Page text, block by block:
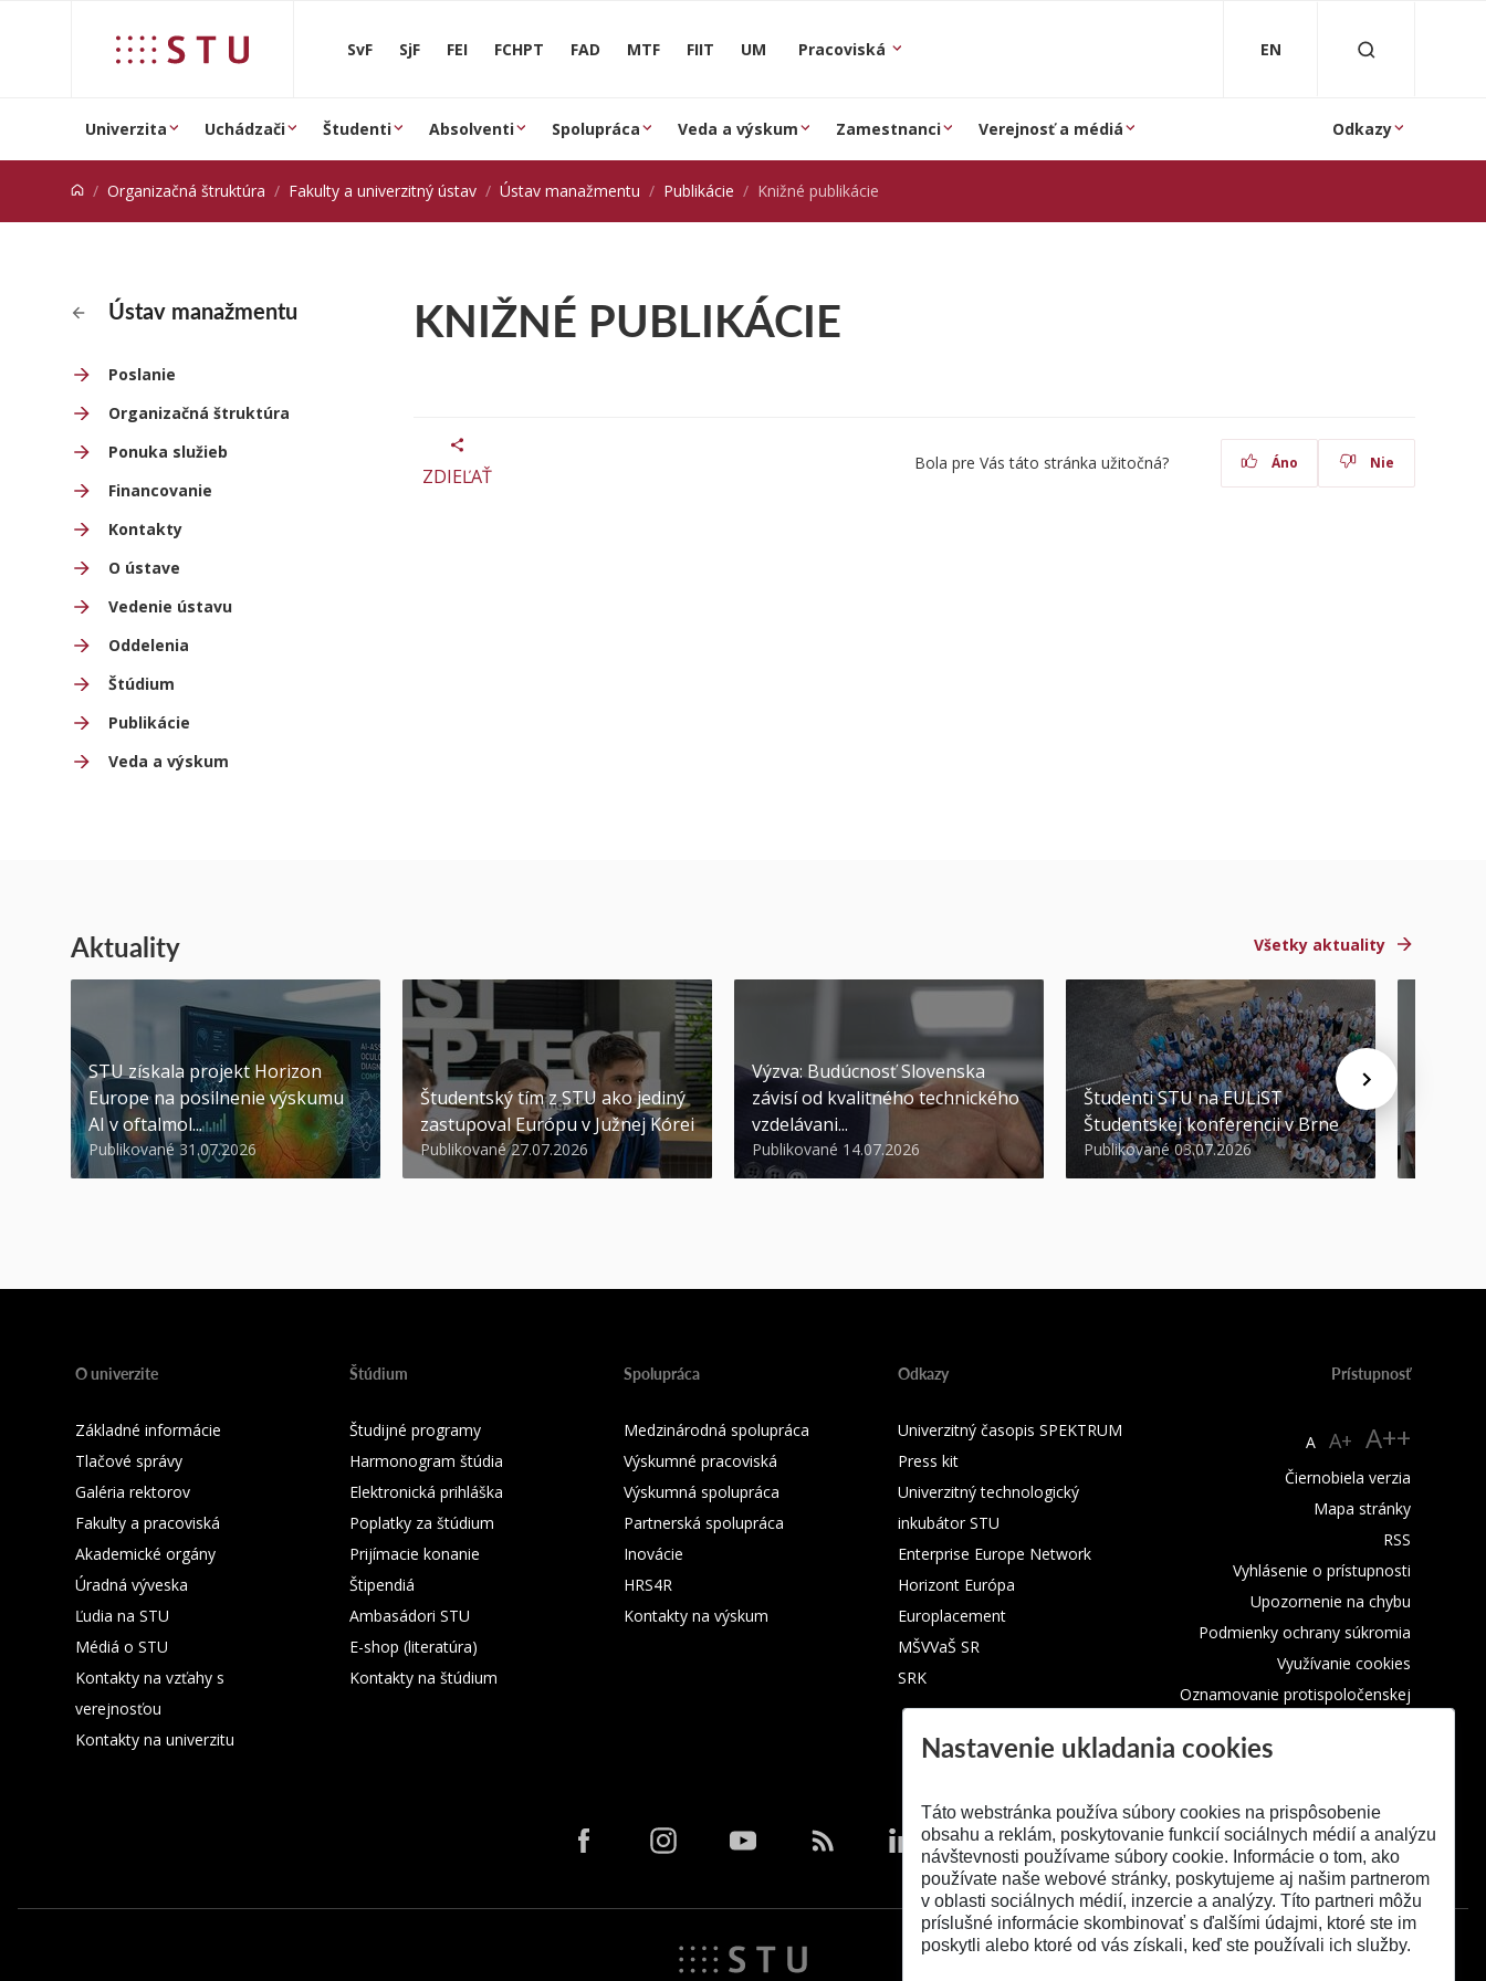
SvF SjF FEI FCHPT FAD MTF FIIT UM Pracoviská EN
Univerzita Uchádzači Študenti Absolventi Spolupráca Veda a výskum Zamestnanci Verejnosť a médiá Odkazy
Organizačná štruktúra Fakulty a univerzitný ústav Ústav manažmentu Publikácie Knižné publikácie
Ústav manažmentu
Poslanie
Organizačná štruktúra
Ponuka služieb
Financovanie
Kontakty
O ústave
Vedenie ústavu
Oddelenia
Štúdium
Publikácie
Veda a výskum
KNIŽNÉ PUBLIKÁCIE
ZDIEĽAŤ
Bola pre Vás táto stránka užitočná? Áno Nie
Aktuality Všetky aktuality
STU získala projekt Horizon
Europe na posilnenie výskumu
AI v oftalmol...
Publikované 31.07.2026
Študentský tím z STU ako jediný
zastupoval Európu v Južnej Kórei
Publikované 27.07.2026
Výzva: Budúcnosť Slovenska
závisí od kvalitného technického
vzdelávani...
Publikované 14.07.2026
Študenti STU na EULiST
Študentskej konferencii v Brne
Publikované 03.07.2026
O univerzite
Základné informácie
Tlačové správy
Galéria rektorov
Fakulty a pracoviská
Akademické orgány
Úradná výveska
Ľudia na STU
Médiá o STU
Kontakty na vzťahy s
verejnosťou
Kontakty na univerzitu
Štúdium
Študijné programy
Harmonogram štúdia
Elektronická prihláška
Poplatky za štúdium
Prijímacie konanie
Štipendiá
Ambasádori STU
E-shop (literatúra)
Kontakty na štúdium
Spolupráca
Medzinárodná spolupráca
Výskumné pracoviská
Výskumná spolupráca
Partnerská spolupráca
Inovácie
HRS4R
Kontakty na výskum
Odkazy
Univerzitný časopis SPEKTRUM
Press kit
Univerzitný technologický
inkubátor STU
Enterprise Europe Network
Horizont Európa
Europlacement
MŠVVaŠ SR
SRK
Prístupnosť
A A+ A++
Čiernobiela verzia
Mapa stránky
RSS
Vyhlásenie o prístupnosti
Upozornenie na chybu
Podmienky ochrany súkromia
Využívanie cookies
Oznamovanie protispoločenskej
Nastavenie ukladania cookies
Táto webstránka používa súbory cookies na prispôsobenie
obsahu a reklám, poskytovanie funkcií sociálnych médií a analýzu
návštevnosti používame súbory cookie. Informácie o tom, ako
používate naše webové stránky, poskytujeme aj našim partnerom
v oblasti sociálnych médií, inzercie a analýzy. Títo partneri môžu
príslušné informácie skombinovať s ďalšími údajmi, ktoré ste im
poskytli alebo ktoré od vás získali, keď ste používali ich služby.